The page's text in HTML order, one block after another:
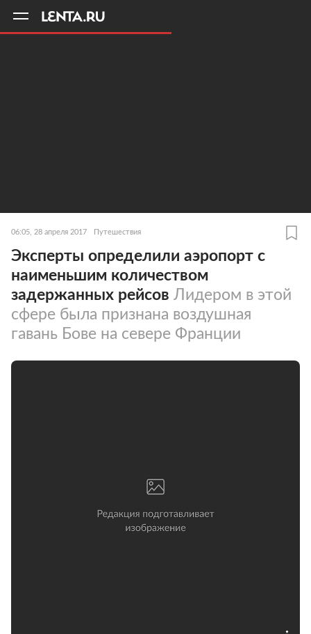
06:05, 28 апреля 2017 Путешествия
Эксперты определили аэропорт с
наименьшим количеством
задержанных рейсов Лидером в этой
сфере была признана воздушная
гавань Бове на севере Франции